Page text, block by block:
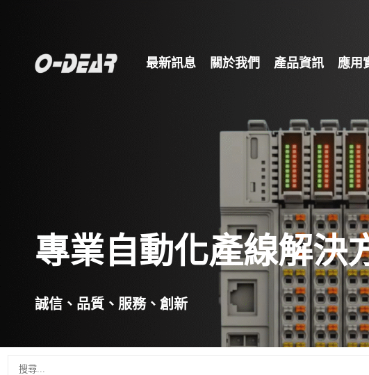
最新訊息 關於我們 產品資訊 應用
專業自動化產線解決
誠信、品質、服務、創新
搜